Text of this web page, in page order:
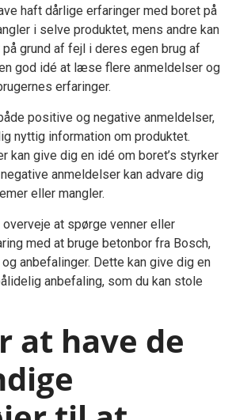
haft dårlige erfaringer med boret på
i selve produktet, mens andre kan
grund af fejl i deres egen brug af
god idé at læse flere anmeldelser og
erfaringer.
positive og negative anmeldelser,
nyttig information om produktet.
kan give dig en idé om boret’s styrker
anmeldelser kan advare dig
eller mangler.
overveje at spørge venner eller
med at bruge betonbor fra Bosch,
anbefalinger. Dette kan give dig en
anbefaling, som du kan stole
at have de